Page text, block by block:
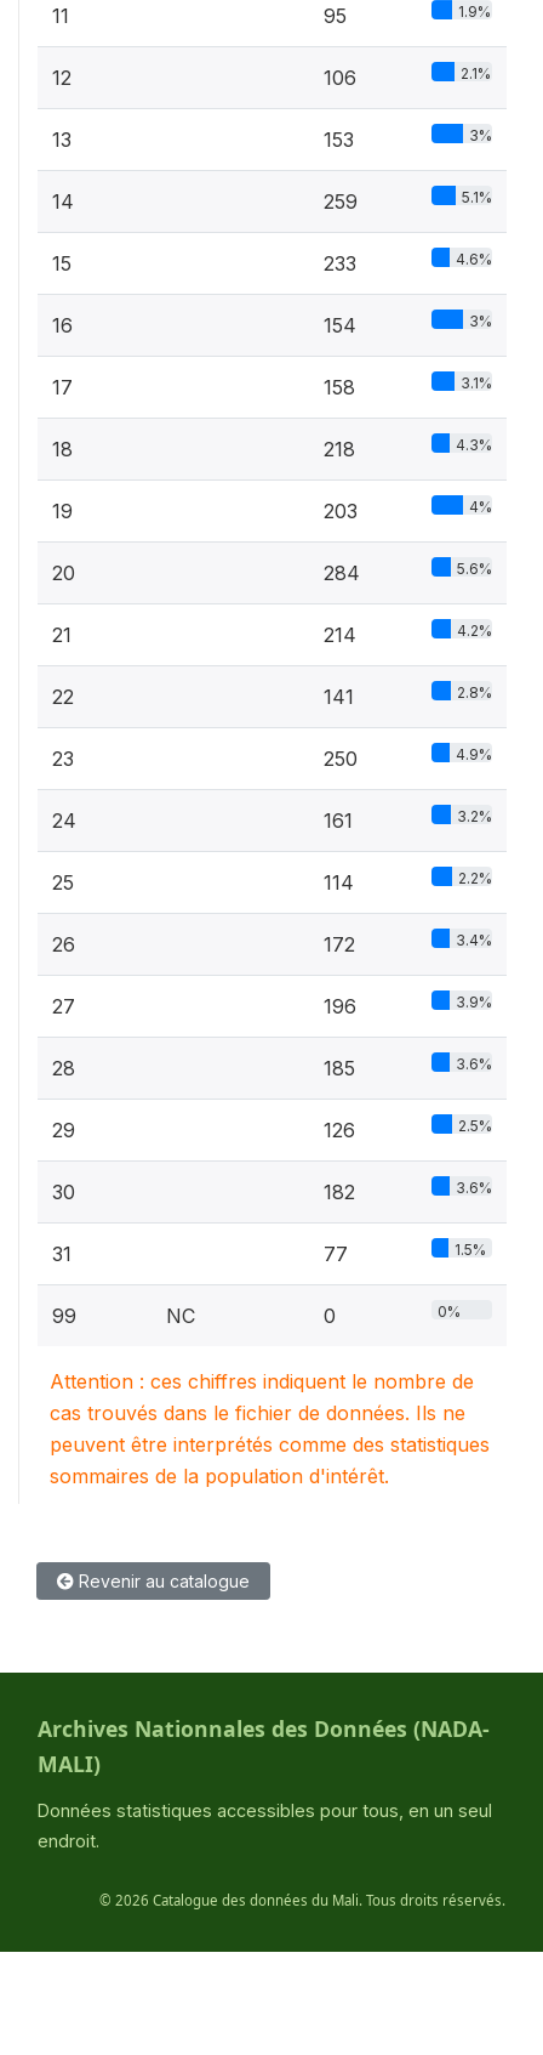
11 95 1.9%
12 106 2.1%
13 153 3%
14 259 5.1%
15 233 4.6%
16 154 3%
17 158 3.1%
18 218 4.3%
19 203 4%
20 284 5.6%
21 214 4.2%
22 141 2.8%
23 250 4.9%
24 161 3.2%
25 114 2.2%
26 172 3.4%
27 196 3.9%
28 185 3.6%
29 126 2.5%
30 182 3.6%
31 77 1.5%
99 NC 0 0%
Attention : ces chiffres indiquent le nombre de
cas trouvés dans le fichier de données. Ils ne
peuvent être interprétés comme des statistiques
sommaires de la population d'intérêt.
Revenir au catalogue
Archives Nationnales des Données (NADA-
MALI)
Données statistiques accessibles pour tous, en un seul
endroit.
© 2026 Catalogue des données du Mali. Tous droits réservés.